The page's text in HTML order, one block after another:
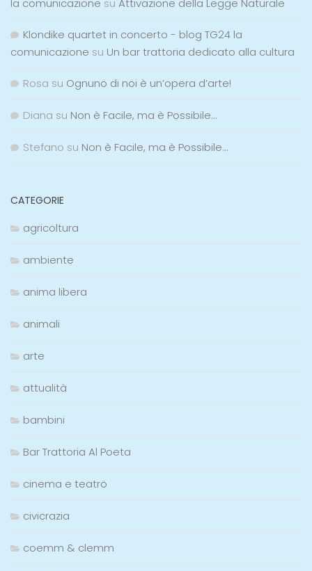
Klondike quartet in concerto - blog TG24 la
comunicazione su Un bar trattoria dedicato alla cultura
Rosa su Ognuno di noi è un’opera d’arte!
Diana su Non è Facile, ma è Possibile…
Stefano su Non è Facile, ma è Possibile…
CATEGORIE
agricoltura
ambiente
anima libera
animali
arte
attualità
bambini
Bar Trattoria Al Poeta
cinema e teatro
civicrazia
coemm & clemm